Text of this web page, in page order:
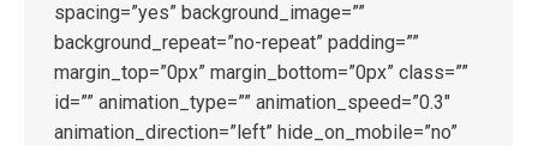
spacing=”yes” background_image=””
background_repeat=”no-repeat” padding=””
margin_top=”0px” margin_bottom=”0px” class=””
id=”” animation_type=”” animation_speed=”0.3″
animation_direction=”left” hide_on_mobile=”no”